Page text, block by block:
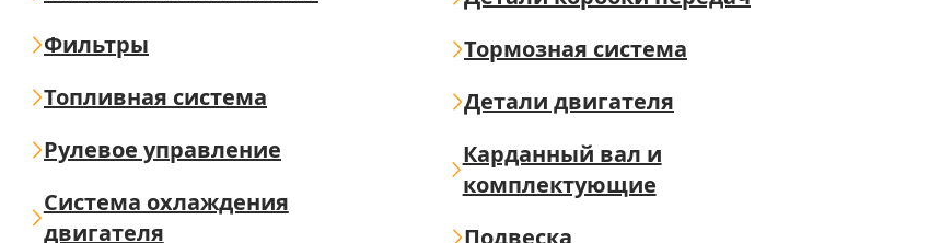
Фильтры
Топливная система
Рулевое управление
Система охлаждения
двигателя
Тормозная система
Детали двигателя
Карданный вал и
комплектующие
Подвеска